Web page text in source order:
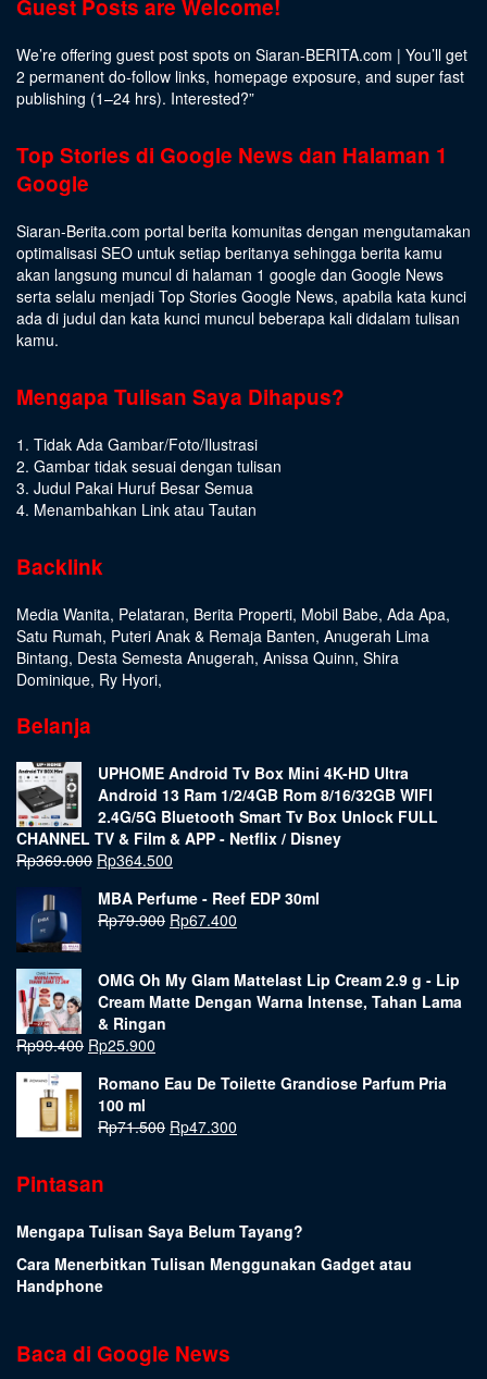
Guest Posts are Welcome!
We’re offering guest post spots on Siaran-BERITA.com | You’ll get
2 permanent do-follow links, homepage exposure, and super fast
publishing (1–24 hrs). Interested?”
Top Stories di Google News dan Halaman 1
Google
Siaran-Berita.com portal berita komunitas dengan mengutamakan
optimalisasi SEO untuk setiap beritanya sehingga berita kamu
akan langsung muncul di halaman 1 google dan Google News
serta selalu menjadi Top Stories Google News, apabila kata kunci
ada di judul dan kata kunci muncul beberapa kali didalam tulisan
kamu.
Mengapa Tulisan Saya Dihapus?
1. Tidak Ada Gambar/Foto/Ilustrasi
2. Gambar tidak sesuai dengan tulisan
3. Judul Pakai Huruf Besar Semua
4. Menambahkan Link atau Tautan
Backlink
Media Wanita, Pelataran, Berita Properti, Mobil Babe, Ada Apa,
Satu Rumah, Puteri Anak & Remaja Banten, Anugerah Lima
Bintang, Desta Semesta Anugerah, Anissa Quinn, Shira
Dominique, Ry Hyori,
Belanja
UPHOME Android Tv Box Mini 4K-HD Ultra
Android 13 Ram 1/2/4GB Rom 8/16/32GB WIFI
2.4G/5G Bluetooth Smart Tv Box Unlock FULL
CHANNEL TV & Film & APP - Netflix / Disney
Rp369.000 Rp364.500
MBA Perfume - Reef EDP 30ml
Rp79.900 Rp67.400
OMG Oh My Glam Mattelast Lip Cream 2.9 g - Lip
Cream Matte Dengan Warna Intense, Tahan Lama
& Ringan
Rp99.400 Rp25.900
Romano Eau De Toilette Grandiose Parfum Pria
100 ml
Rp71.500 Rp47.300
Pintasan
Mengapa Tulisan Saya Belum Tayang?
Cara Menerbitkan Tulisan Menggunakan Gadget atau
Handphone
Baca di Google News